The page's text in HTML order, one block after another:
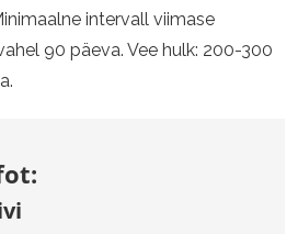
intervall viimase
90 päeva. Vee hulk: 200-300